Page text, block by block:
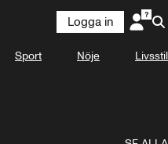
Logga in
Sport Nöje Livsstil